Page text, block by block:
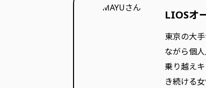
LIOSオ
東京の大
ながら個
乗り越え
き続ける